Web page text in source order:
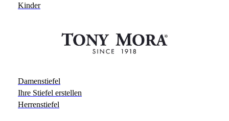
Kinder
Damenstiefel
Ihre Stiefel erstellen
Herrenstiefel